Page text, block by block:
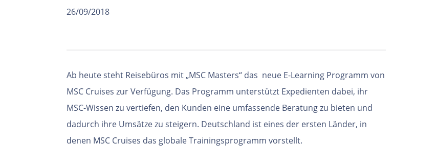
26/09/2018
Ab heute steht Reisebüros mit „MSC Masters“ das neue E-Learning Programm von
MSC Cruises zur Verfügung. Das Programm unterstützt Expedienten dabei, ihr
MSC-Wissen zu vertiefen, den Kunden eine umfassende Beratung zu bieten und
dadurch ihre Umsätze zu steigern. Deutschland ist eines der ersten Länder, in
denen MSC Cruises das globaleTrainingsprogramm vorstellt.